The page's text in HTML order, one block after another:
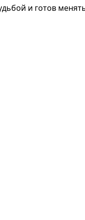
и готов